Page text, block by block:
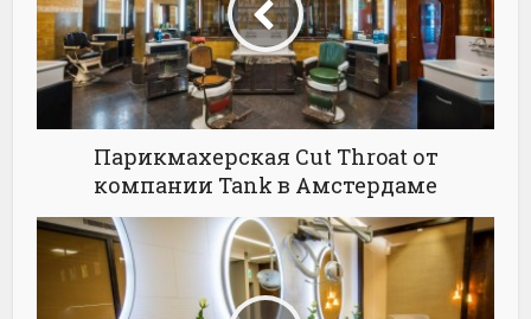
Парикмахерская Cut Throat от
компании Tank в Амстердаме